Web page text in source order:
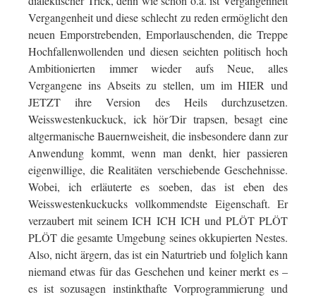
Vergangenheit und diese schlecht zu reden ermöglicht den
neuen Emporstrebenden, Emporlauschenden, die Treppe
Hochfallenwollenden und diesen seichten politisch hoch
Ambitionierten immer wieder aufs Neue, alles
Vergangene ins Abseits zu stellen, um im HIER und
JETZT ihre Version des Heils durchzusetzen.
Weisswestenkuckuck, ick hör´Dir trapsen, besagt eine
altgermanische Bauernweisheit, die insbesondere dann zur
Anwendung kommt, wenn man denkt, hier passieren
eigenwillige, die Realitäten verschiebende Geschehnisse.
Wobei, ich erläuterte es soeben, das ist eben des
Weisswestenkuckucks vollkommendste Eigenschaft. Er
verzaubert mit seinem ICH ICH ICH und PLÖT PLÖT
PLÖT die gesamte Umgebung seines okkupierten Nestes.
Also, nicht ärgern, das ist ein Naturtrieb und folglich kann
niemand etwas für das Geschehen und keiner merkt es –
es ist sozusagen instinkthafte Vorprogrammierung und